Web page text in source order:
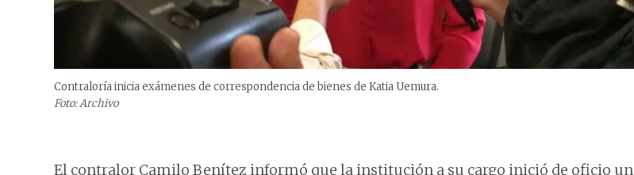
Contraloría inicia exámenes de correspondencia de bienes de Katia Uemura.
Foto: Archivo
El contralor Camilo Benítez informó que la institución a su cargo inició de oficio un